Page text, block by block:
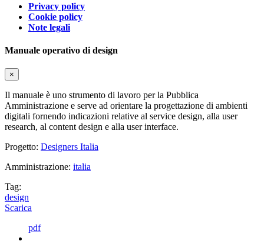
Privacy policy
Cookie policy
Note legali
Manuale operativo di design
×
Il manuale è uno strumento di lavoro per la Pubblica
Amministrazione e serve ad orientare la progettazione di ambienti
digitali fornendo indicazioni relative al service design, alla user
research, al content design e alla user interface.
Progetto: Designers Italia
Amministrazione: italia
Tag:
design
Scarica
pdf